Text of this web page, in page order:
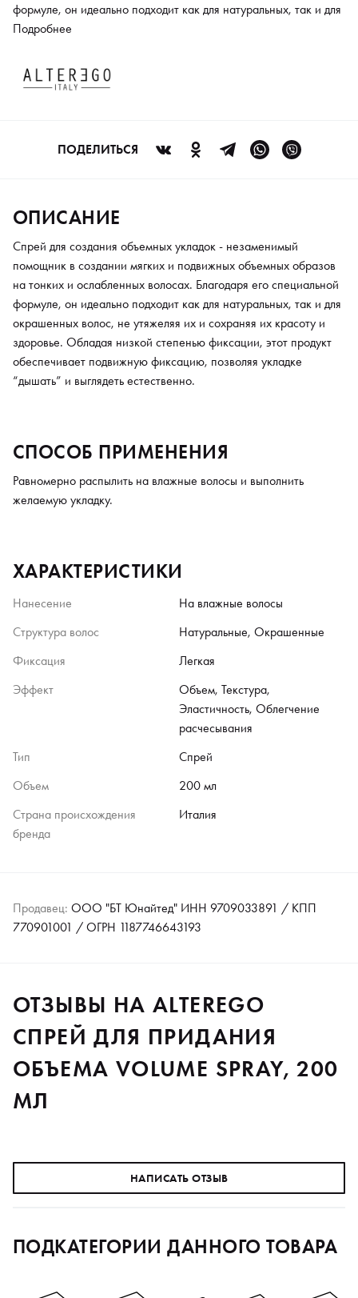
формуле, он идеально подходит как для натуральных, так и для
окрашенных волос, не утяжеляя их и сохраняя их красоту и
обеспечивает подвижную фиксацию, позволяя укладке
“дышать” и выглядеть естественно.
Подробнее
ПОДЕЛИТЬСЯ
ОПИСАНИЕ
Спрей для создания объемных укладок - незаменимый
помощник в создании мягких и подвижных объемных образов
на тонких и ослабленных волосах. Благодаря его специальной
формуле, он идеально подходит как для натуральных, так и для
окрашенных волос, не утяжеляя их и сохраняя их красоту и
здоровье. Обладая низкой степенью фиксации, этот продукт
обеспечивает подвижную фиксацию, позволяя укладке
“дышать” и выглядеть естественно.
СПОСОБ ПРИМЕНЕНИЯ
Равномерно распылить на влажные волосы и выполнить
желаемую укладку.
ХАРАКТЕРИСТИКИ
Нанесение
На влажные волосы
Структура волос
Натуральные, Окрашенные
Фиксация
Легкая
Эффект
Объем, Текстура,
Эластичность, Облегчение
расчесывания
Тип
Спрей
Объем
200 мл
Страна происхождения
бренда
Италия
Продавец: ООО "БТ Юнайтед" ИНН 9709033891 / КПП
770901001 / ОГРН 1187746643193
ОТЗЫВЫ НА ALTEREGO
СПРЕЙ ДЛЯ ПРИДАНИЯ
ОБЪЕМА VOLUME SPRAY, 200
МЛ
НАПИСАТЬ ОТЗЫВ
ПОДКАТЕГОРИИ ДАННОГО ТОВАРА